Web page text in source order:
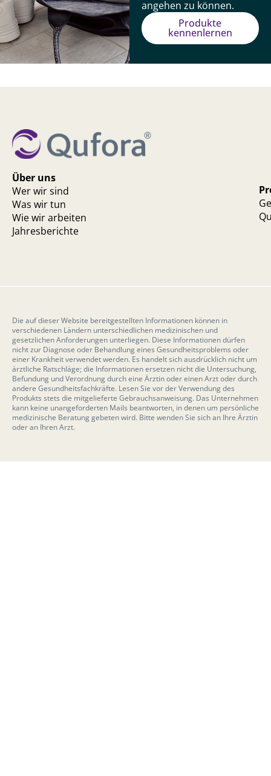
angehen zu können.
Produkte
kennenlernen
Über uns
Wer wir sind
Was wir tun
Wie wir arbeiten
Jahresberichte
Die auf dieser Website bereitgestellten Informationen können in
verschiedenen Ländern unterschiedlichen medizinischen und
gesetzlichen Anforderungen unterliegen. Diese Informationen dürfen
nicht zur Diagnose oder Behandlung eines Gesundheitsproblems oder
einer Krankheit verwendet werden. Es handelt sich ausdrücklich nicht um
ärztliche Ratschläge; die Informationen ersetzen nicht die Untersuchung,
Befundung und Verordnung durch eine Ärztin oder einen Arzt oder durch
andere Gesundheitsfachkräfte. Lesen Sie vor der Verwendung des
Produkts stets die mitgelieferte Gebrauchsanweisung. Das Unternehmen
kann keine unangeforderten Mails beantworten, in denen um persönliche
medizinische Beratung gebeten wird. Bitte wenden Sie sich an Ihre Ärztin
oder an Ihren Arzt.